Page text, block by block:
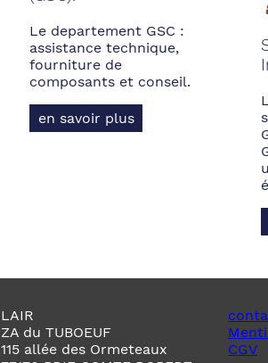
Le departement GSC :
assistance technique,
fourniture de
composants et conseil.
en savoir plus
LAIR
ZA du TUBOEUF
115 allée des Ormeteaux
CGV